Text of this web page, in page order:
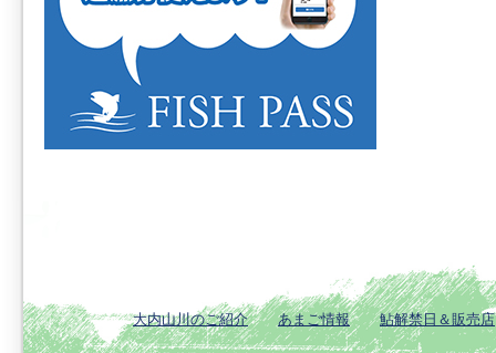
大内山川のご紹介 あまご情報 鮎解禁日＆販売店